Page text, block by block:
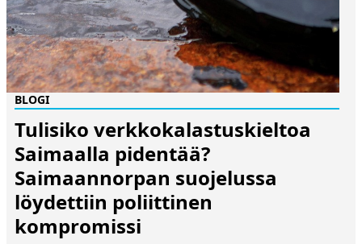
BLOGI
Tulisiko verkkokalastuskieltoa
Saimaalla pidentää?
Saimaannorpan suojelussa
löydettiin poliittinen
kompromissi